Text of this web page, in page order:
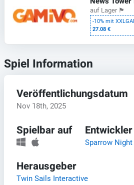
auf Lager 🏴
-10% mit
27.08 €
Spiel Information
Veröffentlichungsdatum
Nov 18th, 2025
Spielbar auf Entwickler
Sparrow Night
Herausgeber
Twin Sails Interactive